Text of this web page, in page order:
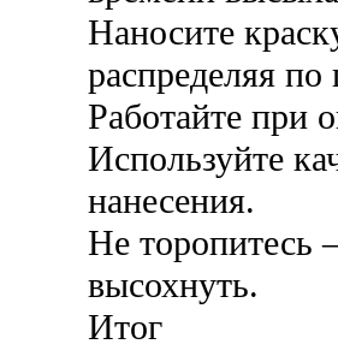
Наносите
распределяя по
Работайте при
Используйте
нанесения.
Не торопитесь
высохнуть.
Итог